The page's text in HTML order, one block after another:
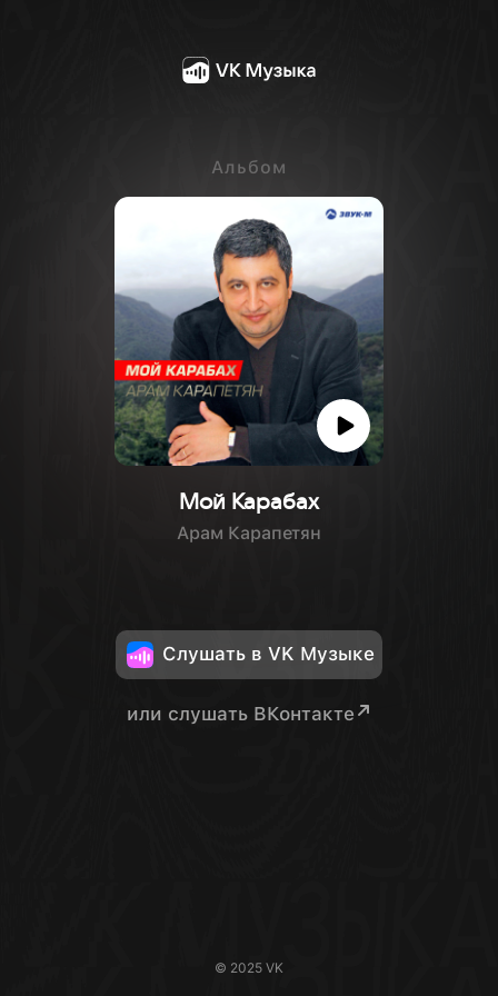
Альбом
Мой Карабах
Арам Карапетян
Слушать в VK Музыке
или слушать ВКонтакте
© 2025 VK